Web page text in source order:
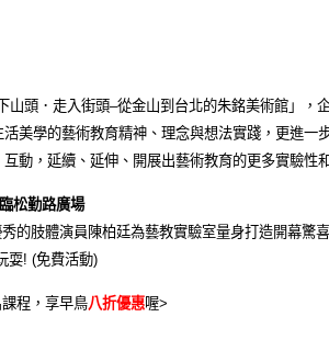
山頭．走入街頭–從金山到台北的朱銘美術館」，
美學的藝術教育精神、理念與想法實踐，更進一
動，延續、延伸、開展出藝術教育的更多實驗性
臨松勤路廣場
秀的肢體演員陳柏廷為藝教實驗室量身打造開幕驚
耍! (免費活動)
程，享早鳥八折優惠喔>